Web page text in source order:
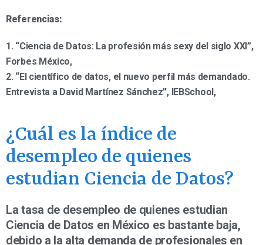
Referencias:
1. “Ciencia de Datos: La profesión más sexy del siglo XXI”,
Forbes México,
2. “El científico de datos, el nuevo perfil más demandado.
Entrevista a David Martínez Sánchez”, IEBSchool,
¿Cuál es la índice de
desempleo de quienes
estudian Ciencia de Datos?
La tasa de desempleo de quienes estudian
Ciencia de Datos en México es bastante baja,
debido a la alta demanda de profesionales en